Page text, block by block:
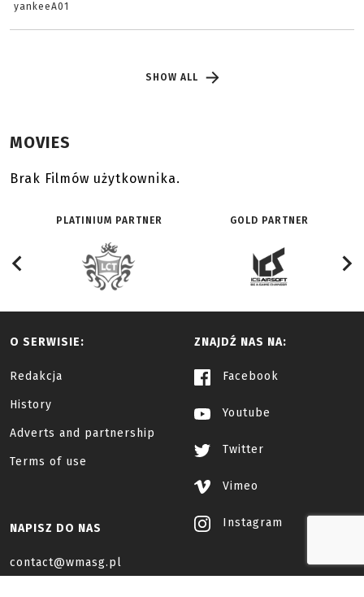
yankeeA01
SHOW ALL
MOVIES
Brak Filmów użytkownika.
PLATINIUM PARTNER GOLD PARTNER
O SERWISIE:
Redakcja
History
Adverts and partnership
Terms of use
ZNAJDŹ NAS NA:
Facebook
Youtube
Twitter
Vimeo
Instagram
NAPISZ DO NAS
contact@wmasg.pl